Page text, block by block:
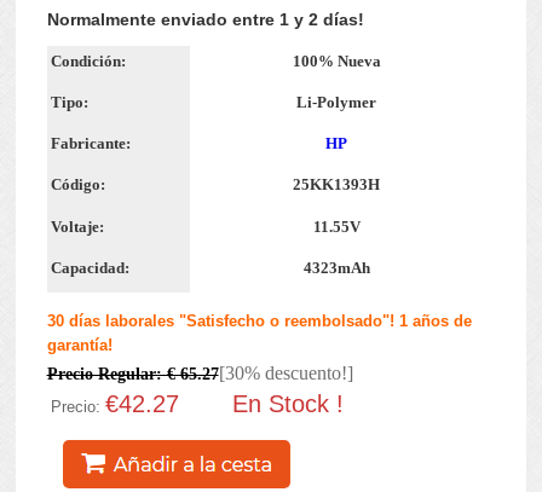
Normalmente enviado entre 1 y 2 días!
Condición: 100% Nueva
Tipo: Li-Polymer
Fabricante: HP
Código: 25KK1393H
Voltaje: 11.55V
Capacidad: 4323mAh
30 días laborales "Satisfecho o reembolsado"! 1 años de
garantía!
Precio Regular: € 65.27[30% descuento!]
Precio:€42.27 En Stock !